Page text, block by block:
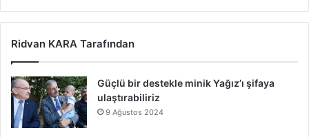
Ridvan KARA Tarafından
Güçlü bir destekle minik Yağız’ı şifaya
ulaştırabiliriz
9 Ağustos 2024